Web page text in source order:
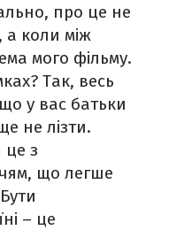
про це не
а коли між
мого фільму.
Так, весь
у вас батьки
не лізти.
це з
що легше
– це